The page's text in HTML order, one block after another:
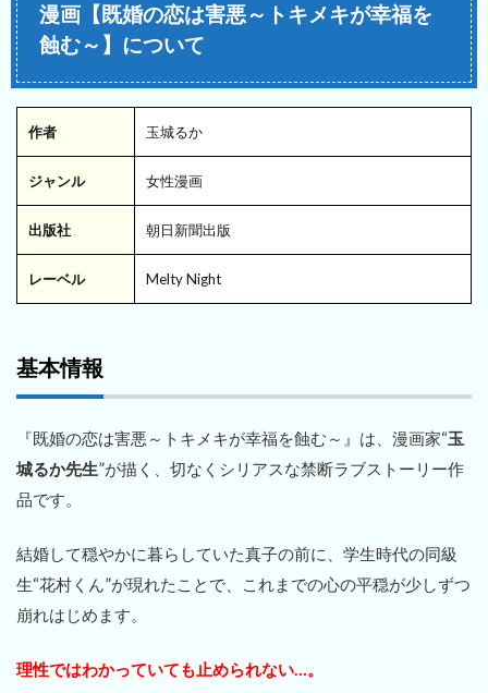
漫画【既婚の恋は害悪～トキメキが幸福を
蝕む～】について
作者 玉城るか
ジャンル 女性漫画
出版社 朝日新聞出版
レーベル Melty Night
基本情報
『既婚の恋は害悪～トキメキが幸福を蝕む～』は、漫画家“玉
城るか先生”が描く、切なくシリアスな禁断ラブストーリー作
品です。
結婚して穏やかに暮らしていた真子の前に、学生時代の同級
生“花村くん”が現れたことで、これまでの心の平穏が少しずつ
崩れはじめます。
理性ではわかっていても止められない…。